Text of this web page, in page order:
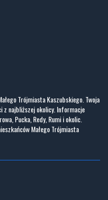
Trójmiasta Kaszubskiego. Twoja
z najbliższej okolicy. Informacje
Pucka, Redy, Rumi i okolic.
Małego Trójmiasta